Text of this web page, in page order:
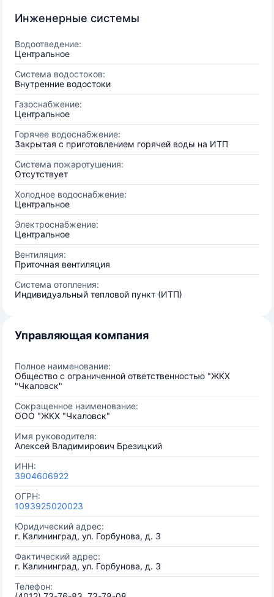
Инженерные системы
Водоотведение:
Центральное
Система водостоков:
Внутренние водостоки
Газоснабжение:
Центральное
Горячее водоснабжение:
Закрытая с приготовлением горячей воды на ИТП
Система пожаротушения:
Отсутствует
Холодное водоснабжение:
Центральное
Электроснабжение:
Центральное
Вентиляция:
Приточная вентиляция
Система отопления:
Индивидуальный тепловой пункт (ИТП)
Управляющая компания
Полное наименование:
Общество с ограниченной ответственностью "ЖКХ
"Чкаловск"
Сокращенное наименование:
ООО "ЖКХ "Чкаловск"
Имя руководителя:
Алексей Владимирович Брезицкий
ИНН:
3904606922
ОГРН:
1093925020023
Юридический адрес:
г. Калининград, ул. Горбунова, д. 3
Фактический адрес:
г. Калининград, ул. Горбунова, д. 3
Телефон: